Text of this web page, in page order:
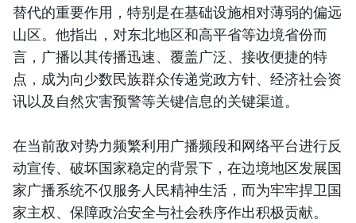
替代的重要作用，特别是在基础设施相对薄弱的偏远
山区。他指出，对东北地区和高平省等边境省份而
言，广播以其传播迅速、覆盖广泛、接收便捷的特
点，成为向少数民族群众传递党政方针、经济社会资
讯以及自然灾害预警等关键信息的关键渠道。
在当前敌对势力频繁利用广播频段和网络平台进行反
动宣传、破坏国家稳定的背景下，在边境地区发展国
家广播系统不仅服务人民精神生活，而为牢牢捍卫国
家主权、保障政治安全与社会秩序作出积极贡献。